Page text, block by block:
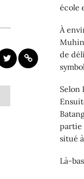
école
À
de
Selon
partie
situé
Là-